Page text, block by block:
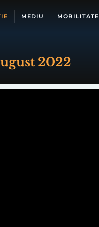
MEDIU MOBILITATE
2022